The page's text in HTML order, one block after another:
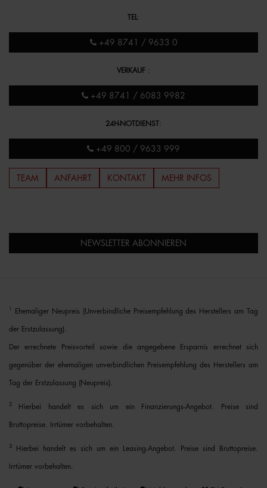
TEL :
+49 8741 / 9633 0
VERKAUF :
+49 8741 / 6083 9982
24H-NOTDIENST:
+49 800 / 9633 999
TEAM ANFAHRT KONTAKT MEHR INFOS
NEWSLETTER ABONNIEREN
Ehemaliger Neupreis (Unverbindliche Preisempfehlung des Herstellers am Tag
der Erstzulassung).
Der errechnete Preisvorteil sowie die angegebene Ersparnis errechnet sich
gegenüber der ehemaligen unverbindlichen Preisempfehlung des Herstellers am
Tag der Erstzulassung (Neupreis).
2 Hierbei handelt es sich um ein Finanzierungs-Angebot. Preise sind
Bruttopreise. Irrtümer vorbehalten.
3 Hierbei handelt es sich um ein Leasing-Angebot. Preise sind Bruttopreise.
Irrtümer vorbehalten.